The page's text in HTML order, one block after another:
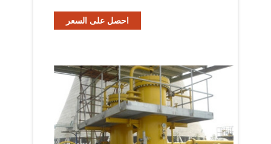
احصل على السعر